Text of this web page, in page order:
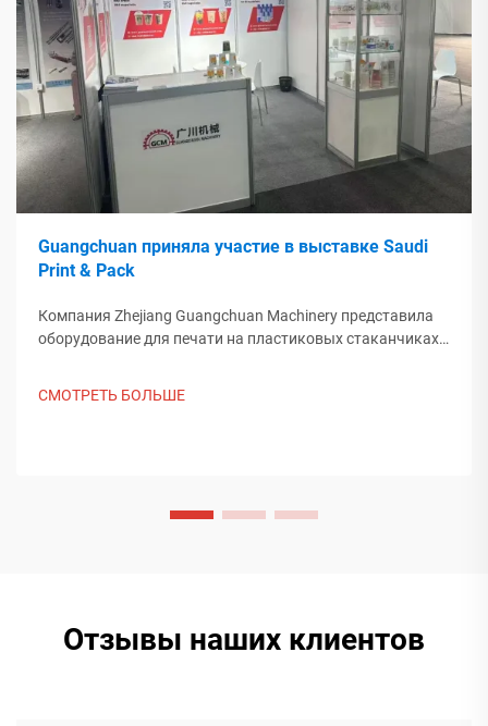
Guangchuan приняла участие в выставке Saudi
Print & Pack
Компания Zhejiang Guangchuan Machinery представила
оборудование для печати на пластиковых стаканчиках
СМОТРЕТЬ БОЛЬШЕ
Отзывы наших клиентов